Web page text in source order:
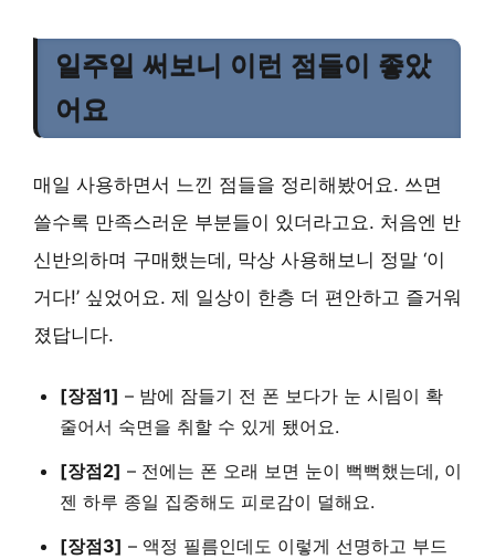
일주일 써보니 이런 점들이 좋았
어요
매일 사용하면서 느낀 점들을 정리해봤어요. 쓰면
쓸수록 만족스러운 부분들이 있더라고요. 처음엔 반
신반의하며 구매했는데, 막상 사용해보니 정말 ‘이
거다!’ 싶었어요. 제 일상이 한층 더 편안하고 즐거워
졌답니다.
[장점1] – 밤에 잠들기 전 폰 보다가 눈 시림이 확
줄어서 숙면을 취할 수 있게 됐어요.
[장점2] – 전에는 폰 오래 보면 눈이 뻑뻑했는데, 이
젠 하루 종일 집중해도 피로감이 덜해요.
[장점3] – 액정 필름인데도 이렇게 선명하고 부드